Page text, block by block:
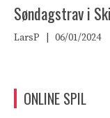
Søndagstrav i
LarsP 06/01/2024
ONLINE SPIL